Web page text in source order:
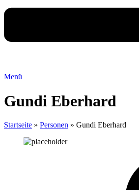
Menü
Gundi Eberhard
Startseite » Personen » Gundi Eberhard